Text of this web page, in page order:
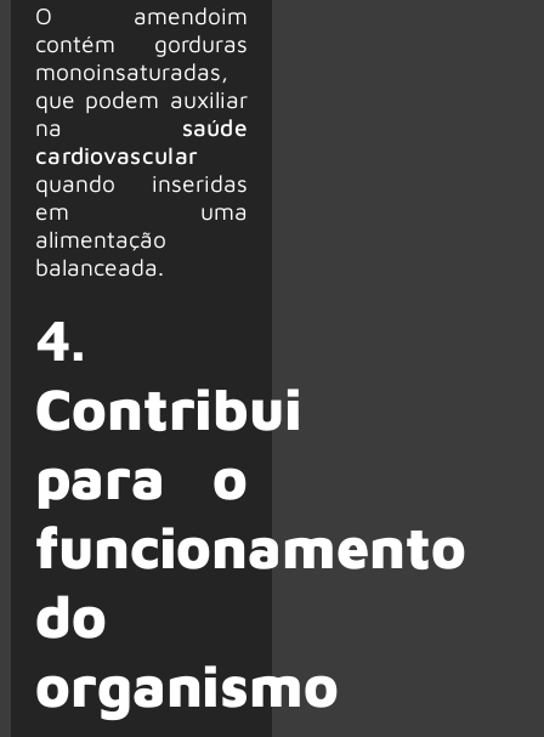
O amendoim
contém gorduras
monoinsaturadas,
que podem auxiliar
na saúde
cardiovascular
quando inseridas
em uma
alimentação
balanceada.
4.
Contribui
para o
funcionamento
do
organismo